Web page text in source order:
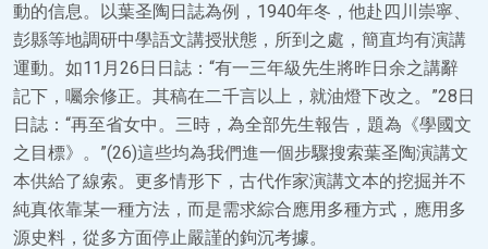
動的信息。以葉圣陶日誌為例，1940年冬，他赴四川崇寧、
彭縣等地調研中學語文講授狀態，所到之處，簡直均有演講
運動。如11月26日日誌：“有一三年級先生將昨日余之講辭
記下，囑余修正。其稿在二千言以上，就油燈下改之。”28日
日誌：“再至省女中。三時，為全部先生報告，題為《學國文
之目標》。”(26)這些均為我們進一個步驟搜索葉圣陶演講文
本供給了線索。更多情形下，古代作家演講文本的挖掘并不
純真依靠某一種方法，而是需求綜合應用多種方式，應用多
源史料，從多方面停止嚴謹的鉤沉考據。